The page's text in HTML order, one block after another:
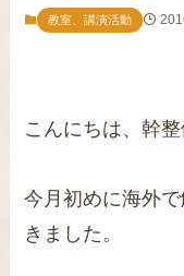
教室、講演活動
こんにちは、幹整
今月初めに海外
きました。